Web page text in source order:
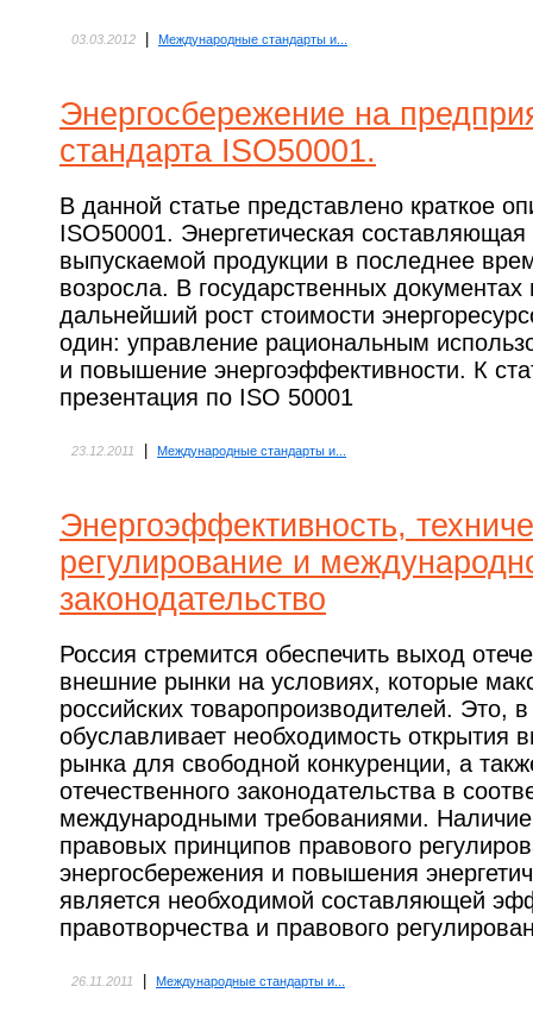
03.03.2012 Международные стандарты и...
Энергосбережение на
стандарта ISO50001.
В данной статье представлено краткое
ISO50001. Энергетическая составляющая
выпускаемой продукции в последнее
возросла. В государственных документах
дальнейший рост стоимости
один: управление рациональным
и повышение энергоэффективности. К
презентация по ISO 50001
23.12.2011 Международные стандарты и...
Энергоэффективность,
регулирование и
законодательство
Россия стремится обеспечить выход
внешние рынки на условиях, которые
российских товаропроизводителей. Это,
обуславливает необходимость открытия
рынка для свободной конкуренции, а
отечественного законодательства в
международными требованиями.
правовых принципов правового
энергосбережения и повышения
является необходимой составляющей
правотворчества и правового
26.11.2011 Международные стандарты и...